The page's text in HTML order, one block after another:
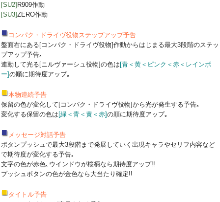
[SU2] R909作動
[SU3]ZERO作動
コンパク・ドライヴ役物ステップアップ予告
盤面右にある[コンパク・ドライヴ役物]作動からはじまる最大3段階のステッ
プアップ予告｡
連動して光る[ニルヴァーシュ役物]の色は [青＜黄＜ピンク＜赤＜レインボ
ー]の順に期待度アップ｡
本物連続予告
保留の色が変化して[コンパク・ドライヴ役物]から光が発生する予告｡
変化する保留の色は [緑＜青＜黄＜赤]の順に期待度アップ｡
メッセージ対話予告
ボタンプッシュで最大3段階まで発展していく出現キャラやセリフ内容など
で期待度が変化する予告｡
文字の色が赤色､ウインドウが桜柄なら期待度アップ!!
プッシュボタンの色が金色なら大当たり確定!!
タイトル予告